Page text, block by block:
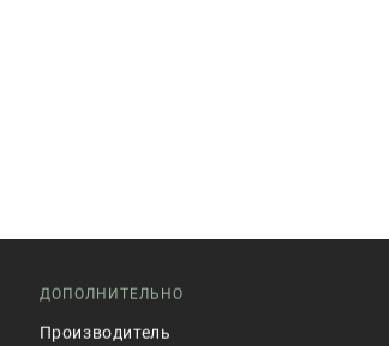
ДОПОЛНИТЕЛЬНО
Производитель